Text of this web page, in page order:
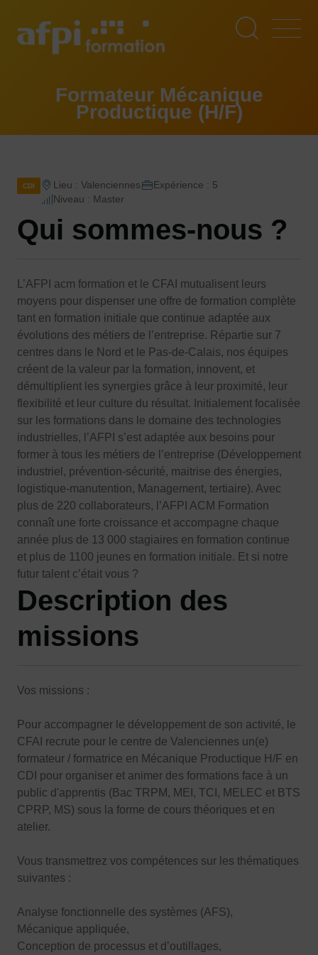
contenu
Formateur Mécanique
Productique (H/F)
CDI Lieu : Valenciennes
Expérience : 5
Niveau : Master
Qui sommes-nous ?
L’AFPI acm formation et le CFAI mutualisent leurs
moyens pour dispenser une offre de formation complète
tant en formation initiale que continue adaptée aux
évolutions des métiers de l’entreprise. Répartie sur 7
centres dans le Nord et le Pas-de-Calais, nos équipes
créent de la valeur par la formation, innovent, et
démultiplient les synergies grâce à leur proximité, leur
flexibilité et leur culture du résultat. Initialement focalisée
sur les formations dans le domaine des technologies
industrielles, l’AFPI s’est adaptée aux besoins pour
former à tous les métiers de l’entreprise (Développement
industriel, prévention-sécurité, maitrise des énergies,
logistique-manutention, Management, tertiaire). Avec
plus de 220 collaborateurs, l’AFPI ACM Formation
connaît une forte croissance et accompagne chaque
année plus de 13 000 stagiaires en formation continue
et plus de 1100 jeunes en formation initiale. Et si notre
futur talent c’était vous ?
Description des
missions
Vos missions :
Pour accompagner le développement de son activité, le
CFAI recrute pour le centre de Valenciennes un(e)
formateur / formatrice en Mécanique Productique H/F en
CDI pour organiser et animer des formations face à un
public d'apprentis (Bac TRPM, MEI, TCI, MELEC et BTS
CPRP, MS) sous la forme de cours théoriques et en
atelier.
Vous transmettrez vos compétences sur les thématiques
suivantes :
Analyse fonctionnelle des systèmes (AFS),
Mécanique appliquée,
Conception de processus et d’outillages,